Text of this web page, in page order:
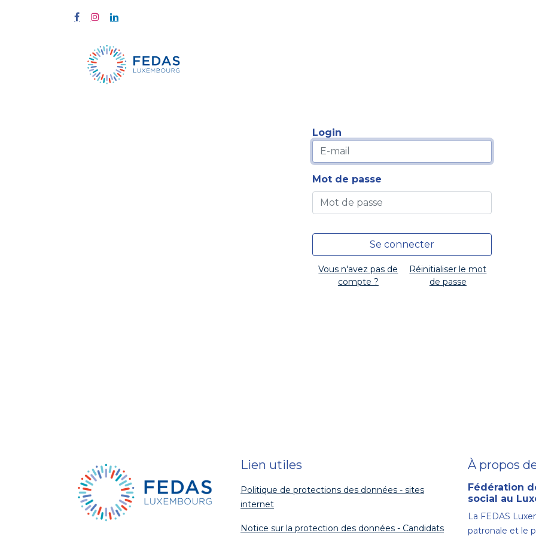
Login
Mot de passe
Se connecter
Vous n'avez pas de
compte ?
Réinitialiser le mot
de passe
Lien utiles
Politique de protections des données - sites
internet
Notice sur la protection des données - Candidats
À propos
Fédération
social au
La FEDAS
patronale et le